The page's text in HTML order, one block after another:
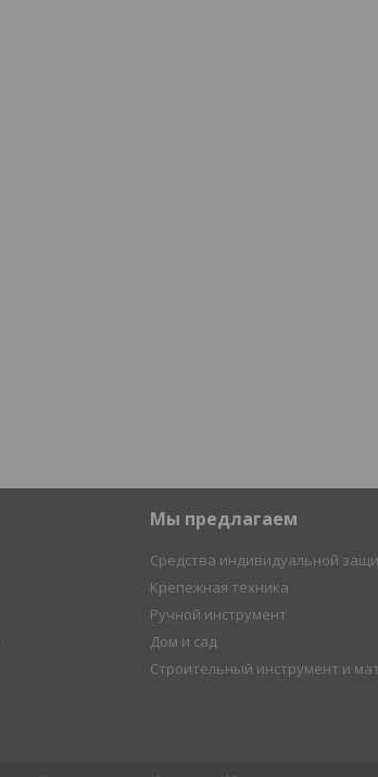
Мы предлагаем
Средства индивидуальной
Крепежная техника
Ручной инструмент
Дом и сад
Строительный инструмент и